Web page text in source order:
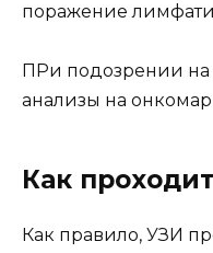
поражение
ПРи подозрении на
анализы на
Как
Как правило, УЗИ